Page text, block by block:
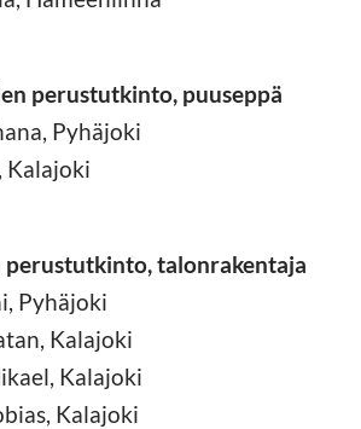
perustutkinto, puuseppä
Pyhäjoki
Kalajoki
perustutkinto, talonrakentaja
Pyhäjoki
Kalajoki
Kalajoki
Kalajoki